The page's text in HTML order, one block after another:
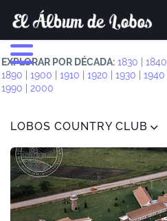
EXPLORAR POR DÉCADA: 1830 1840
1890
1900 1910 1920 1930 1940
1990
2000
LOBOS COUNTRY CLUB